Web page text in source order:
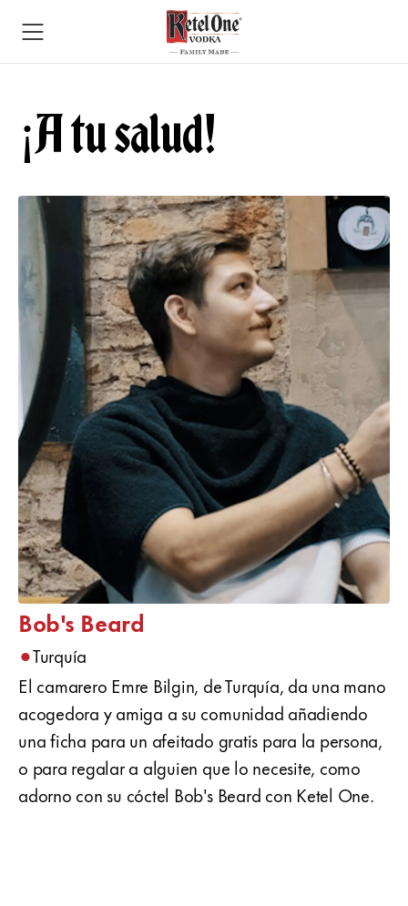
¡A tu salud!
Bob's Beard
•Turquía
El camarero Emre Bilgin, de Turquía, da una mano
acogedora y amiga a su comunidad añadiendo
una ficha para un afeitado gratis para la persona,
o para regalar a alguien que lo necesite, como
adorno con su cóctel Bob's Beard con Ketel One.